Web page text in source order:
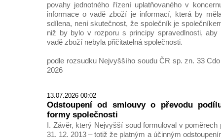
povahy jednotného řízení uplatňovaného v
informace o vadě zboží je informací, která by
sdílena, není skutečnost, že společník je
niž by bylo v rozporu s principy spravedlnosti, aby
vadě zboží nebyla přičitatelná společnosti.
podle rozsudku Nejvyššího soudu ČR sp. zn. 33
2026
13.07.2026 00:02
Odstoupení od smlouvy o převodu
formy společnosti
I. Závěr, který Nejvyšší soud formuloval v poměrech
31. 12. 2013 – totiž že platným a účinným